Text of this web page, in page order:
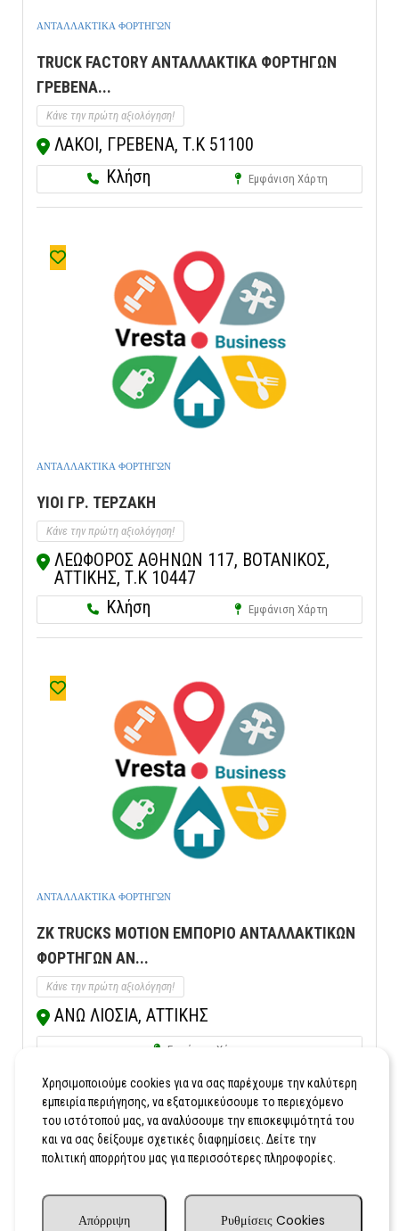
ΑΝΤΑΛΛΑΚΤΙΚΑ ΦΟΡΤΗΓΩΝ
TRUCK FACTORY ΑΝΤΑΛΛΑΚΤΙΚΑ ΦΟΡΤΗΓΩΝ
ΓΡΕΒΕΝΑ...
Κάνε την πρώτη αξιολόγηση!
ΛΑΚΟΙ, ΓΡΕΒΕΝΑ, Τ.Κ 51100
Κλήση
Εμφάνιση Χάρτη
ΑΝΤΑΛΛΑΚΤΙΚΑ ΦΟΡΤΗΓΩΝ
ΥΙΟΙ ΓΡ. ΤΕΡΖΑΚΗ
Κάνε την πρώτη αξιολόγηση!
ΛΕΩΦΟΡΟΣ ΑΘΗΝΩΝ 117, ΒΟΤΑΝΙΚΟΣ,
ΑΤΤΙΚΗΣ, Τ.Κ 10447
Κλήση
Εμφάνιση Χάρτη
ΑΝΤΑΛΛΑΚΤΙΚΑ ΦΟΡΤΗΓΩΝ
ZK TRUCKS MOTION ΕΜΠΟΡΙΟ ΑΝΤΑΛΛΑΚΤΙΚΩΝ
ΦΟΡΤΗΓΩΝ ΑΝ...
Κάνε την πρώτη αξιολόγηση!
ΑΝΩ ΛΙΟΣΙΑ, ΑΤΤΙΚΗΣ
Εμφάνιση Χάρτη
Χρησιμοποιούμε cookies για να σας παρέχουμε την καλύτερη
εμπειρία περιήγησης, να εξατομικεύσουμε το περιεχόμενο
του ιστότοπού μας, να αναλύσουμε την επισκεψιμότητά του
και να σας δείξουμε σχετικές διαφημίσεις. Δείτε την
πολιτική απορρήτου μας για περισσότερες πληροφορίες.
Ρυθμίσεις Cookies
Απόρριψη